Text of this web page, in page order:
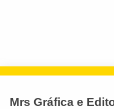
Mrs Gráfica e